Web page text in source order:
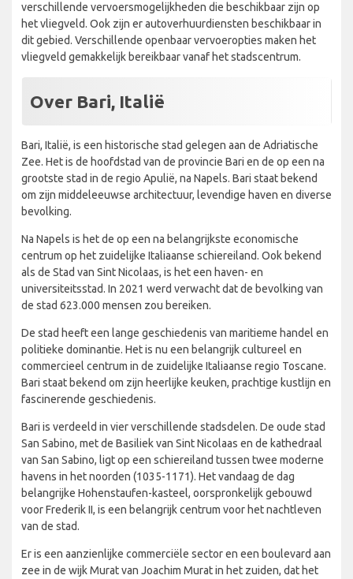
verschillende vervoersmogelijkheden die beschikbaar zijn op
het vliegveld. Ook zijn er autoverhuurdiensten beschikbaar in
dit gebied. Verschillende openbaar vervoeropties maken het
vliegveld gemakkelijk bereikbaar vanaf het stadscentrum.
Over Bari, Italië
Bari, Italië, is een historische stad gelegen aan de Adriatische
Zee. Het is de hoofdstad van de provincie Bari en de op een na
grootste stad in de regio Apulië, na Napels. Bari staat bekend
om zijn middeleeuwse architectuur, levendige haven en diverse
bevolking.
Na Napels is het de op een na belangrijkste economische
centrum op het zuidelijke Italiaanse schiereiland. Ook bekend
als de Stad van Sint Nicolaas, is het een haven- en
universiteitsstad. In 2021 werd verwacht dat de bevolking van
de stad 623.000 mensen zou bereiken.
De stad heeft een lange geschiedenis van maritieme handel en
politieke dominantie. Het is nu een belangrijk cultureel en
commercieel centrum in de zuidelijke Italiaanse regio Toscane.
Bari staat bekend om zijn heerlijke keuken, prachtige kustlijn en
fascinerende geschiedenis.
Bari is verdeeld in vier verschillende stadsdelen. De oude stad
San Sabino, met de Basiliek van Sint Nicolaas en de kathedraal
van San Sabino, ligt op een schiereiland tussen twee moderne
havens in het noorden (1035-1171). Het vandaag de dag
belangrijke Hohenstaufen-kasteel, oorspronkelijk gebouwd
voor Frederik II, is een belangrijk centrum voor het nachtleven
van de stad.
Er is een aanzienlijke commerciële sector en een boulevard aan
zee in de wijk Murat van Joachim Murat in het zuiden, dat het